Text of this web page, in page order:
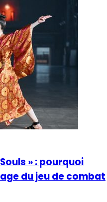
» : pourquoi
du jeu de combat